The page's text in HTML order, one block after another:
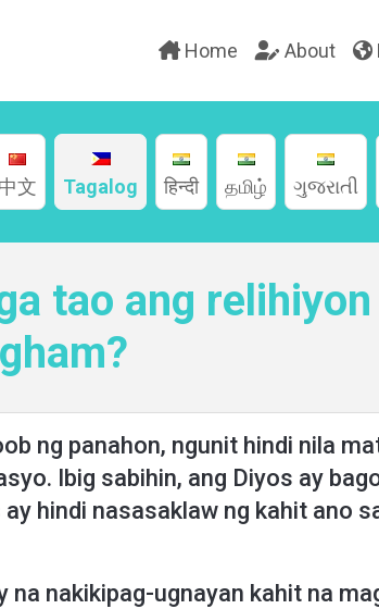
Home About
中文 Tagalog हिन्दी தமிழ் ગુજરાતી
tao ang relihiyon
ng panahon, ngunit hindi nila
Ibig sabihin, ang Diyos ay
hindi nasasaklaw ng kahit ano
nakikipag-ugnayan kahit na